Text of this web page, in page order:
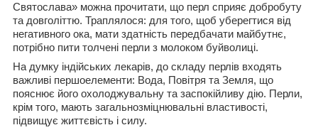
Святослава» можна прочитати, що перл сприяє добробуту
та довголіттю. Траплялося: для того, щоб уберегтися від
негативного ока, мати здатність передбачати майбутнє,
потрібно пити толчені перли з молоком буйволиці.
На думку індійських лекарів, до складу перлів входять
важливі першоелементи: Вода, Повітря та Земля, що
пояснює його охолоджувальну та заспокійливу дію. Перли,
крім того, мають загальнозміцнювальні властивості,
підвищує життєвість і силу.